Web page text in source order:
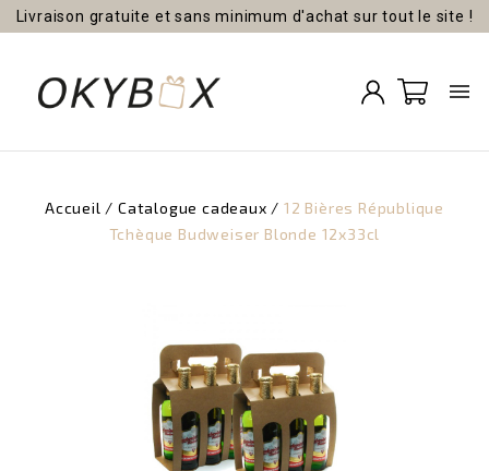
Livraison gratuite et sans minimum d'achat sur tout le site !

Accueil Catalogue cadeaux
12 Bières République
Tchèque Budweiser Blonde 12x33cl